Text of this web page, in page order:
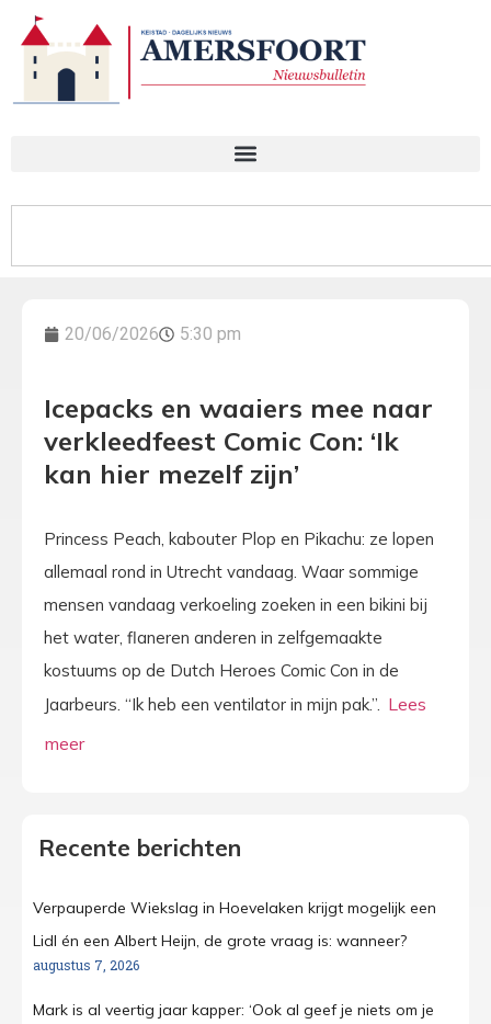
20/06/2026 5:30 pm
Icepacks en waaiers mee naar
verkleedfeest Comic Con: ‘Ik
kan hier mezelf zijn’
Princess Peach, kabouter Plop en Pikachu: ze lopen
allemaal rond in Utrecht vandaag. Waar sommige
mensen vandaag verkoeling zoeken in een bikini bij
het water, flaneren anderen in zelfgemaakte
kostuums op de Dutch Heroes Comic Con in de
Jaarbeurs. “Ik heb een ventilator in mijn pak.”.
Recente berichten
Verpauperde Wiekslag in Hoevelaken krijgt mogelijk een
Lidl én een Albert Heijn, de grote vraag is: wanneer?
augustus 7, 2026
Mark is al veertig jaar kapper: ‘Ook al geef je niets om je